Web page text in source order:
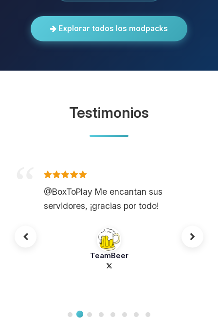
Explorar todos los modpacks
Testimonios
@BoxToPlay Me encantan sus
servidores, ¡gracias por todo!
TeamBeer